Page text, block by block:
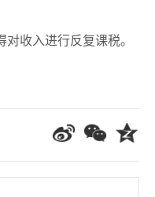
收入进行反复课税。